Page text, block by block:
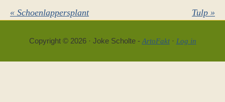
Vorig
« Schoenlappersplant
Volgend
Tulp »
Copyright © 2026 · Joke Scholte - ArtoFakt· Log in